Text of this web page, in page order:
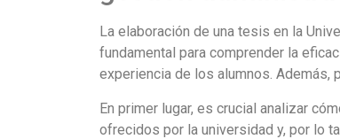
La elaboración de una tesis en la
fundamental para comprender la
experiencia de los alumnos. Además,
En primer lugar, es crucial analizar
ofrecidos por la universidad y, por lo